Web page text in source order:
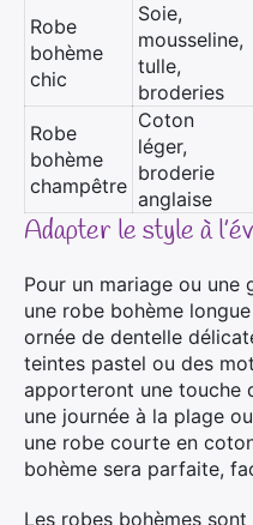
Robe
bohème
chic
Soie,
mousseline,
tulle,
broderies
Robe
bohème
champêtre
Coton
léger,
broderie
anglaise
Adapter le style à
Pour un mariage ou
une robe bohème
ornée de dentelle
teintes pastel ou des
apporteront une touche
une journée à la plage
une robe courte en
bohème sera parfaite,
Les robes bohèmes